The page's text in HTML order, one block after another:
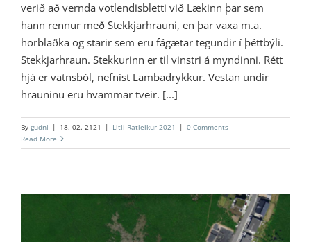
verið að vernda votlendisbletti við Lækinn þar sem
hann rennur með Stekkjarhrauni, en þar vaxa m.a.
horblaðka og starir sem eru fágætar tegundir í þéttbýli.
Stekkjarhraun. Stekkurinn er til vinstri á myndinni. Rétt
hjá er vatnsból, nefnist Lambadrykkur. Vestan undir
hrauninu eru hvammar tveir. [...]
By gudni | 18. 02. 2121 | Litli Ratleikur 2021 | 0 Comments
Read More